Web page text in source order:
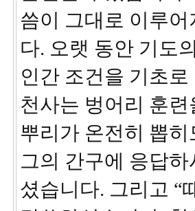
씀이 그대로 이루
다. 오랫 동안 기도
인간 조건을 기초
천사는 벙어리 훈
뿌리가 온전히 뽑
그의 간구에 응답
셨습니다. 그리고 “